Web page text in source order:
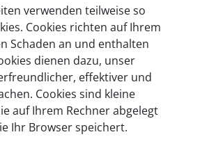
verwenden teilweise so
Cookies richten auf Ihrem
Schaden an und enthalten
dienen dazu, unser
effektiver und
Cookies sind kleine
auf Ihrem Rechner abgelegt
Ihr Browser speichert.